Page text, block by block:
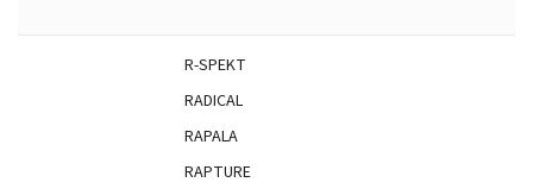
R-SPEKT
RADICAL
RAPALA
RAPTURE